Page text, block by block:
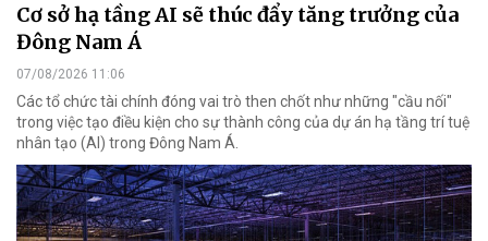
Cơ sở hạ tầng AI sẽ thúc đẩy tăng trưởng của
Đông Nam Á
07/08/2026 11:06
Các tổ chức tài chính đóng vai trò then chốt như những "cầu nối"
trong việc tạo điều kiện cho sự thành công của dự án hạ tầng trí tuệ
nhân tạo (AI) trong Đông Nam Á.